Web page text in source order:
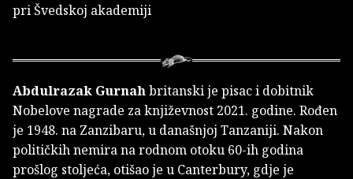
pri Švedskoj akademiji
Abdulrazak Gurnahbritanski je pisac i dobitnik
Nobelove nagrade za književnost 2021. godine. Rođen
je 1948. na Zanzibaru, u današnjoj Tanzaniji. Nakon
političkih nemira na rodnom otoku 60-ih godina
prošlog stoljeća, otišao je u Canterbury, gdje je